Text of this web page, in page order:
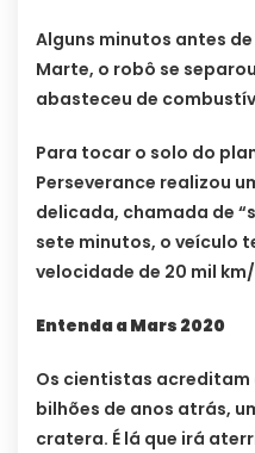
Alguns minutos antes
Marte, o robô se
abasteceu de
Para tocar o solo do
Perseverance realizou
delicada, chamada de
sete minutos, o veículo
velocidade de 20 mil
Entenda a Mars 2020
Os cientistas acreditam
bilhões de anos atrás,
cratera. É lá que irá